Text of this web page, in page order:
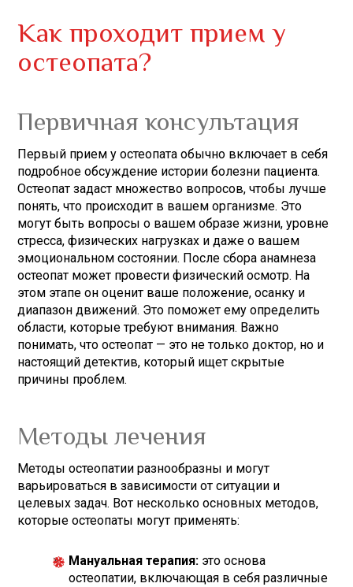
Как проходит прием у
остеопата?
Первичная консультация
Первый прием у остеопата обычно включает в себя
подробное обсуждение истории болезни пациента.
Остеопат задаст множество вопросов, чтобы лучше
понять, что происходит в вашем организме. Это
могут быть вопросы о вашем образе жизни, уровне
стресса, физических нагрузках и даже о вашем
эмоциональном состоянии. После сбора анамнеза
остеопат может провести физический осмотр. На
этом этапе он оценит ваше положение, осанку и
диапазон движений. Это поможет ему определить
области, которые требуют внимания. Важно
понимать, что остеопат — это не только доктор, но и
настоящий детектив, который ищет скрытые
причины проблем.
Методы лечения
Методы остеопатии разнообразны и могут
варьироваться в зависимости от ситуации и
целевых задач. Вот несколько основных методов,
которые остеопаты могут применять:
Мануальная терапия: это основа
остеопатии, включающая в себя различные